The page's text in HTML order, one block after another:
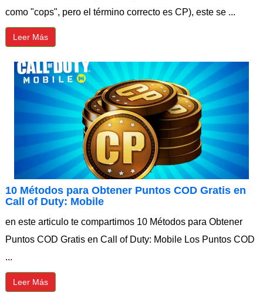
como "cops", pero el término correcto es CP), este se ...
Leer Más
10 Métodos para Obtener Puntos COD Gratis en
Call of Duty: Mobile
en este articulo te compartimos 10 Métodos para Obtener
Puntos COD Gratis en Call of Duty: Mobile Los Puntos COD
...
Leer Más